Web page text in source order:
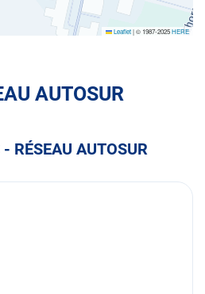
Leaflet|© 1987-2025HERE
AUTOSUR
RÉSEAU AUTOSUR